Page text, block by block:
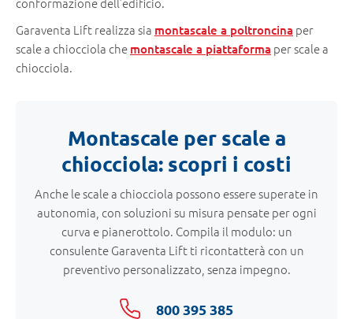
Garaventa Lift realizza sia montascale a poltroncina per
scale a chiocciola che montascale a piattaforma per scale a
chiocciola.
Montascale per scale a
chiocciola: scopri i costi
Anche le scale a chiocciola possono essere superate in
autonomia, con soluzioni su misura pensate per ogni
curva e pianerottolo. Compila il modulo: un
consulente Garaventa Lift ti ricontatterà con un
preventivo personalizzato, senza impegno.
800 395 385